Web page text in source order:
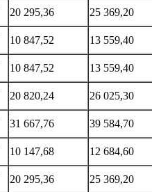
20 295,36 25 369,20
10 847,52 13 559,40
10 847,52 13 559,40
20 820,24 26 025,30
31 667,76 39 584,70
10 147,68 12 684,60
20 295,36 25 369,20